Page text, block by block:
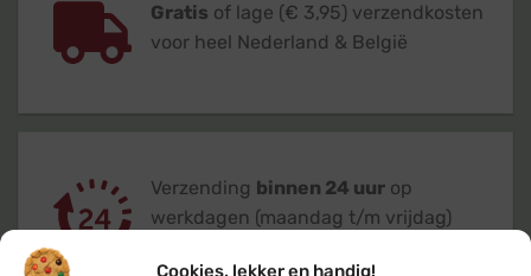
Cookies, lekker en handig!
Gratis of lage (€ 3,95) verzendkosten
voor heel Nederland & België
Verzending binnen 24 uur op
werkdagen (maandag t/m vrijdag)